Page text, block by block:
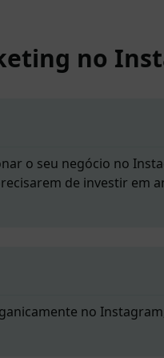
no
o seu negócio no
de investir em
no